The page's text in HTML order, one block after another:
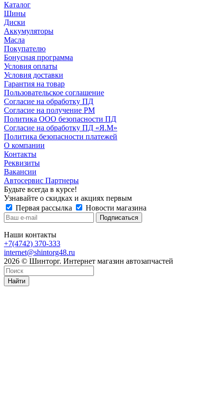
Каталог
Шины
Диски
Аккумуляторы
Масла
Покупателю
Бонусная программа
Условия оплаты
Условия доставки
Гарантия на товар
Пользовательское соглашение
Согласие на обработку ПД
Согласие на получение РМ
Политика ООО безопасности ПД
Согласие на обработку ПД «Я.М»
Политика безопасности платежей
О компании
Контакты
Реквизиты
Вакансии
Автосервис Партнеры
Будьте всегда в курсе!
Узнавайте о скидках и акциях первым
Первая рассылка
Новости магазина
Наши контакты
+7(4742) 370-333
internet@shintorg48.ru
2026 © Шинторг. Интернет магазин автозапчастей
Найти